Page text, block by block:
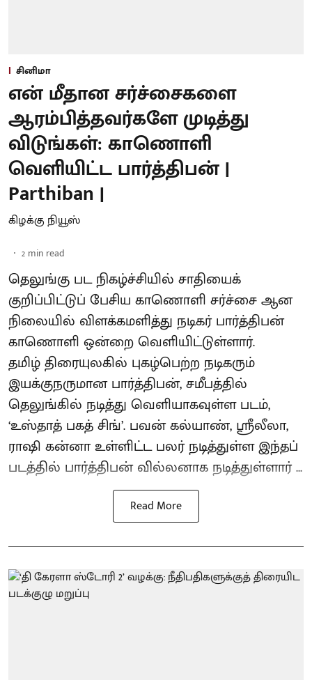
சினிமா
என் மீதான சர்ச்சைகளை
ஆரம்பித்தவர்களே முடித்து
விடுங்கள்: காணொளி
வெளியிட்ட பார்த்திபன் |
Parthiban |
கிழக்கு நியூஸ்
2 min read
தெலுங்கு பட நிகழ்ச்சியில் சாதியைக்
குறிப்பிட்டுப் பேசிய காணொளி சர்ச்சை ஆன
நிலையில் விளக்கமளித்து நடிகர் பார்த்திபன்
காணொளி ஒன்றை வெளியிட்டுள்ளார்.
தமிழ் திரையுலகில் புகழ்பெற்ற நடிகரும்
இயக்குநருமான பார்த்திபன், சமீபத்தில்
தெலுங்கில் நடித்து வெளியாகவுள்ள படம்,
‘உஸ்தாத் பகத் சிங்’. பவன் கல்யாண், ஸ்ரீலீலா,
ராஷி கன்னா உள்ளிட்ட பலர் நடித்துள்ள இந்தப்
படத்தில் பார்த்திபன் வில்லனாக நடித்துள்ளார் ...
Read More